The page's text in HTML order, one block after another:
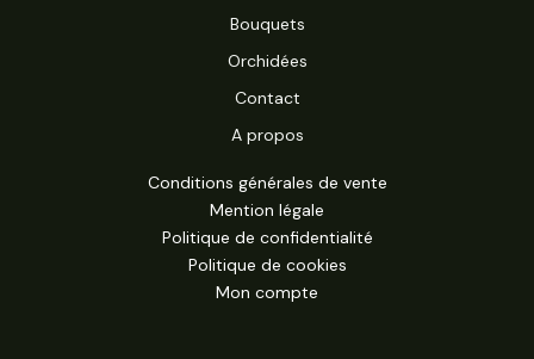
Bouquets
Orchidées
Contact
A propos
Conditions générales de vente
Mention légale
Politique de confidentialité
Politique de cookies
Mon compte